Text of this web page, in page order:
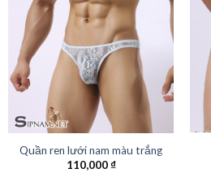
Quần ren lưới nam màu trắng
110,000₫